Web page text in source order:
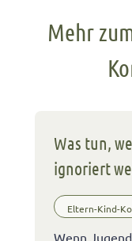
Mehr
Was tun,
ignoriert
Eltern-Kind-
Wenn